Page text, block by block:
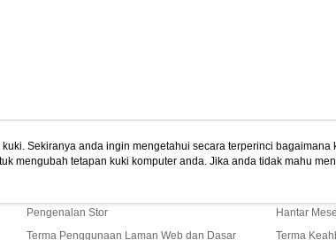
Tentang Kami
Pengenalan Stor
Terma Penggunaan Laman Web dan Dasar
Khidmat
Hantar
Terma
Sekiranya anda ingin mengetahui secara terperinci bagaimana
mengubah tetapan kuki komputer anda. Jika anda tidak mahu
mengenai kuki.
menggunakan kuki di komputer anda, sila rujuk penerangan